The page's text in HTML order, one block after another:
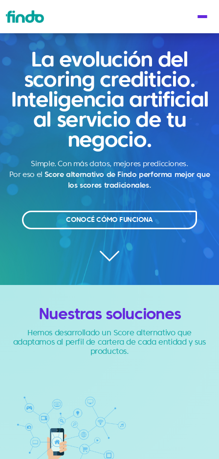
La evolución del
scoring crediticio.
Inteligencia artificial
al servicio de tu
negocio.
Simple. Con más datos, mejores predicciones.
Por eso el Score alternativo de Findo performa mejor que
los scores tradicionales.
CONOCÉ CÓMO FUNCIONA
Nuestras soluciones
Hemos desarrollado un Score alternativo que
adaptamos al perfil de cartera de cada entidad y sus
productos.